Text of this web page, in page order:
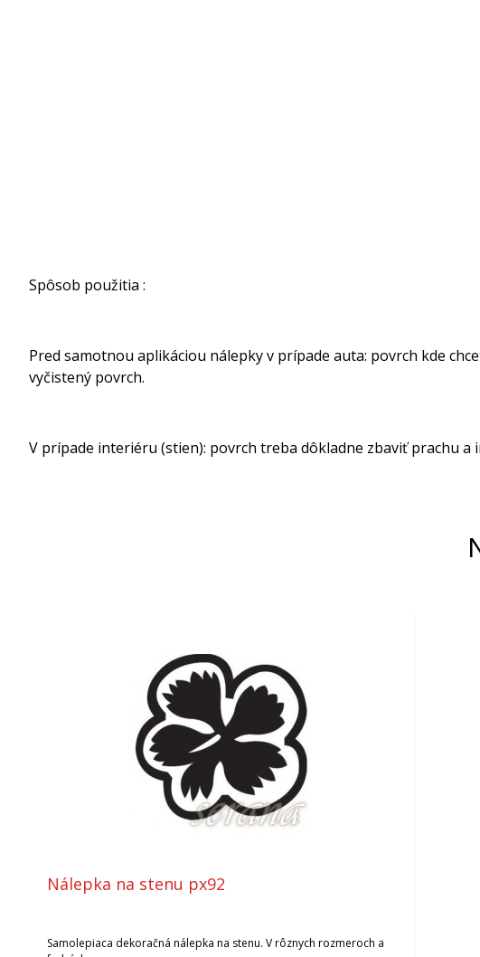
Spôsob použitia :
Pred samotnou aplikáciou nálepky v prípade auta: povrch kde
vyčistený povrch.
V prípade interiéru (stien): povrch treba dôkladne zbaviť prachu a
Nálepka na stenu px92
Samolepiaca dekoračná nálepka na stenu. V rôznych rozmeroch a